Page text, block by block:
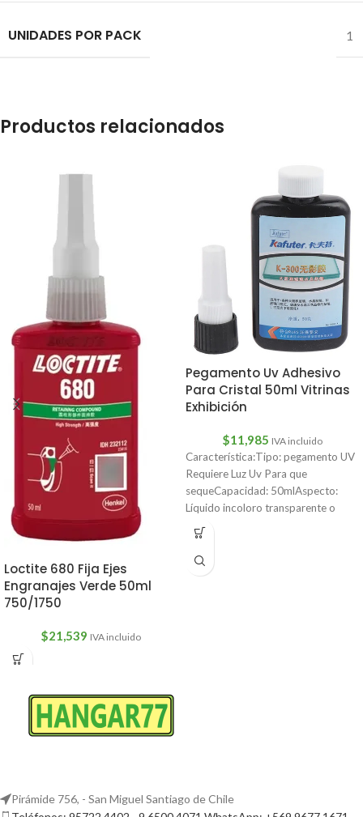
UNIDADES POR PACK 1
Productos relacionados
Loctite 680 Fija Ejes
Engranajes Verde 50ml
750/1750
$21,539 IVA incluido
Pegamento Uv Adhesivo
Para Cristal 50ml Vitrinas
Exhibición
$11,985 IVA incluido
Característica:Tipo: pegamento UV
Requiere Luz Uv Para que
sequeCapacidad: 50mlAspecto:
Líquido incoloro transparente o
amarillo claroViscosidad cps:
Pirámide 756, - San Miguel Santiago de Chile